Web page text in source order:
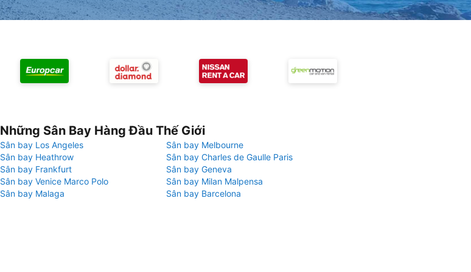
Những Sân Bay Hàng Đầu Thế Giới
Sân bay Los Angeles
Sân bay Melbourne
Sân bay Heathrow
Sân bay Charles de Gaulle Paris
Sân bay Frankfurt
Sân bay Geneva
Sân bay Venice Marco Polo
Sân bay Milan Malpensa
Sân bay Malaga
Sân bay Barcelona